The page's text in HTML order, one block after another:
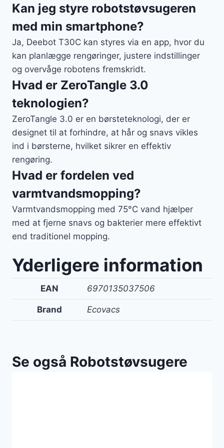
Kan jeg styre robotstøvsugeren
med min smartphone?
Ja, Deebot T30C kan styres via en app, hvor du
kan planlægge rengøringer, justere indstillinger
og overvåge robotens fremskridt.
Hvad er ZeroTangle 3.0
teknologien?
ZeroTangle 3.0 er en børsteteknologi, der er
designet til at forhindre, at hår og snavs vikles
ind i børsterne, hvilket sikrer en effektiv
rengøring.
Hvad er fordelen ved
varmtvandsmopping?
Varmtvandsmopping med 75°C vand hjælper
med at fjerne snavs og bakterier mere effektivt
end traditionel mopping.
Yderligere information
EAN 6970135037506
Brand Ecovacs
Se også Robotstøvsugere